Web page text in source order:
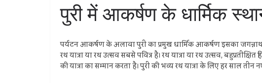
पुरी में आकर्षण के धार्मिक
पर्यटन आकर्षण के अलावा पुरी का प्रमुख धार्मिक आकर्षण इसका
रथ यात्रा या रथ उत्सव सबसे पवित्र है। रथ यात्रा या रथ उत्सव,
की यात्रा का सम्मान करता है। पुरी की भव्य रथ यात्रा के लिए हर साल